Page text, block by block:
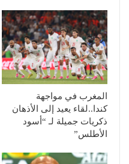
المغرب في مواجهة
كندا..لقاء يعيد إلى الأذهان
ذكريات جميلة لـ “أسود
الأطلس”